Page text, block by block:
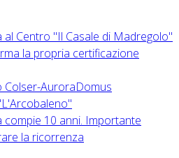
al Centro "Il Casale di Madregolo"
la propria certificazione
AuroraDomus
compie 10 anni. Importante
la ricorrenza